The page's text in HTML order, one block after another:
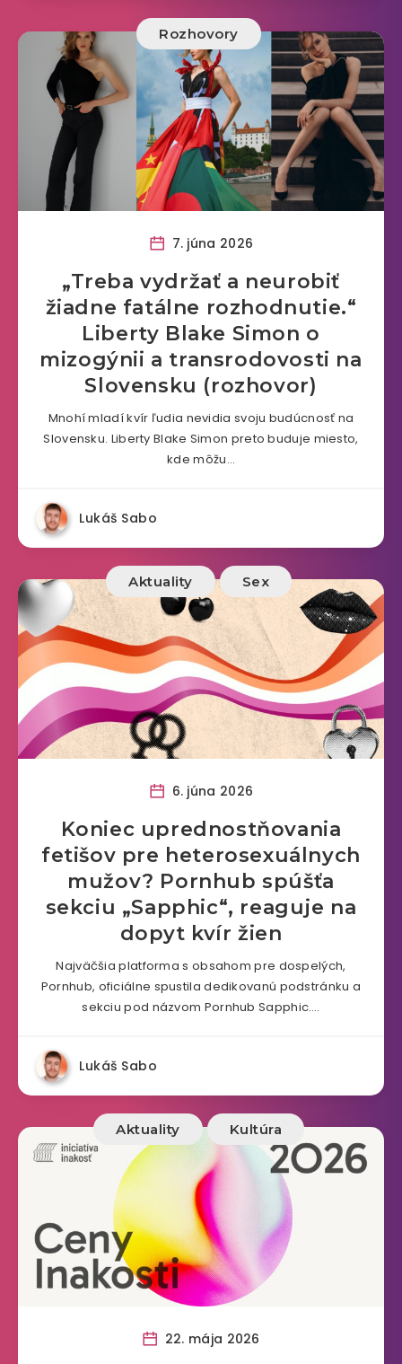
Rozhovory
7. júna 2026
„Treba vydržať a neurobiť
žiadne fatálne rozhodnutie.“
Liberty Blake Simon o
mizogýnii a transrodovosti na
Slovensku (rozhovor)
Mnohí mladí kvír ľudia nevidia svoju budúcnosť na
Slovensku. Liberty Blake Simon preto buduje miesto,
kde môžu…
Lukáš Sabo
Aktuality Sex
6. júna 2026
Koniec uprednostňovania
fetišov pre heterosexuálnych
mužov? Pornhub spúšťa
sekciu „Sapphic“, reaguje na
dopyt kvír žien
Najväčšia platforma s obsahom pre dospelých,
Pornhub, oficiálne spustila dedikovanú podstránku a
sekciu pod názvom Pornhub Sapphic….
Lukáš Sabo
Aktuality Kultúra
22. mája 2026